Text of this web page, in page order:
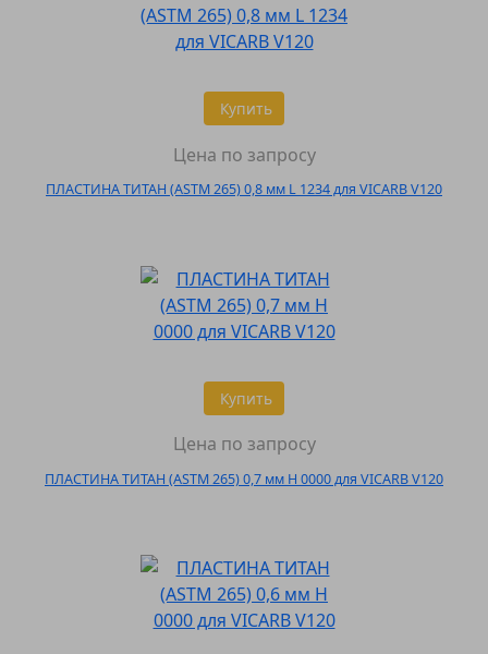
Купить
Цена по запросу
ПЛАСТИНА ТИТАН (ASTM 265) 0,8 мм L 1234 для VICARB V120
Купить
Цена по запросу
ПЛАСТИНА ТИТАН (ASTM 265) 0,7 мм H 0000 для VICARB V120